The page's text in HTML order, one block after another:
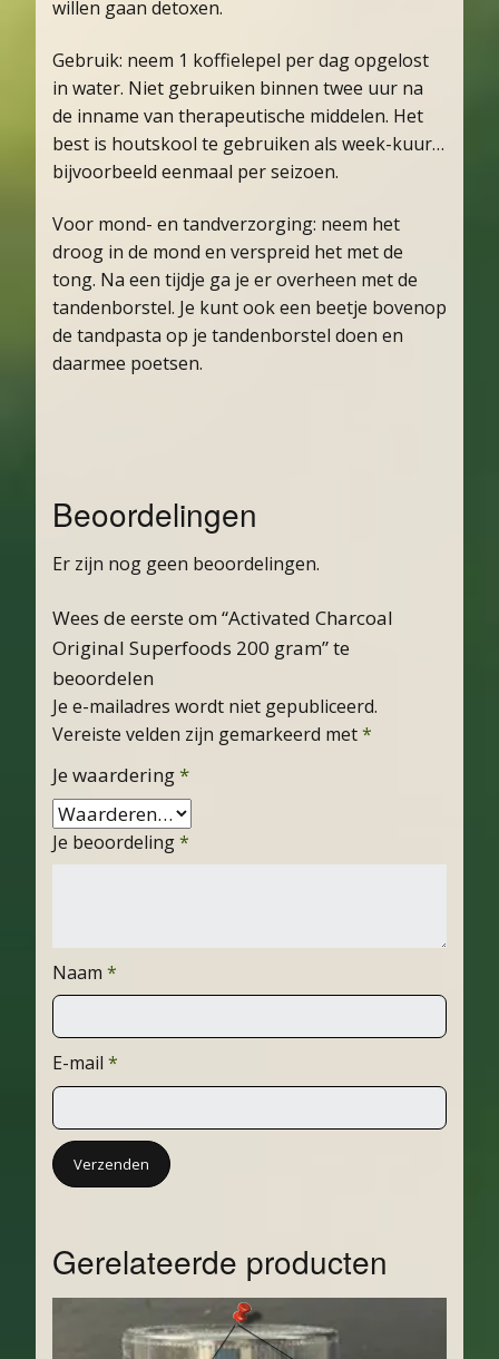
willen gaan detoxen.
Gebruik: neem 1 koffielepel per dag opgelost
in water. Niet gebruiken binnen twee uur na
de inname van therapeutische middelen. Het
best is houtskool te gebruiken als week-kuur…
bijvoorbeeld eenmaal per seizoen.
Voor mond- en tandverzorging: neem het
droog in de mond en verspreid het met de
tong. Na een tijdje ga je er overheen met de
tandenborstel. Je kunt ook een beetje bovenop
de tandpasta op je tandenborstel doen en
daarmee poetsen.
Beoordelingen
Er zijn nog geen beoordelingen.
Wees de eerste om “Activated Charcoal
Original Superfoods 200 gram” te
beoordelen
Je e-mailadres wordt niet gepubliceerd.
Vereiste velden zijn gemarkeerd met*
Je waardering*
Je beoordeling*
Naam *
E-mail *
Gerelateerde producten